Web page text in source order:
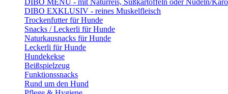
DIBO MENÜ - mit Naturreis, Süßkartoffeln oder Nudeln/
DIBO EXKLUSIV - reines Muskelfleisch
Trockenfutter für Hunde
Snacks / Leckerli für Hunde
Naturkausnacks für Hunde
Leckerli für Hunde
Hundekekse
Beißspielzeug
Funktionssnacks
Rund um den Hund